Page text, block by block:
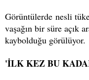
Görüntülerde nesli
vaşağın bir süre açık
kaybolduğu görülüyor.
'İLK KEZ BU